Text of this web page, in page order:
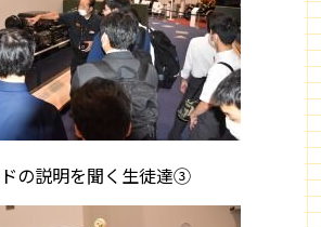
の説明を聞く生徒達③